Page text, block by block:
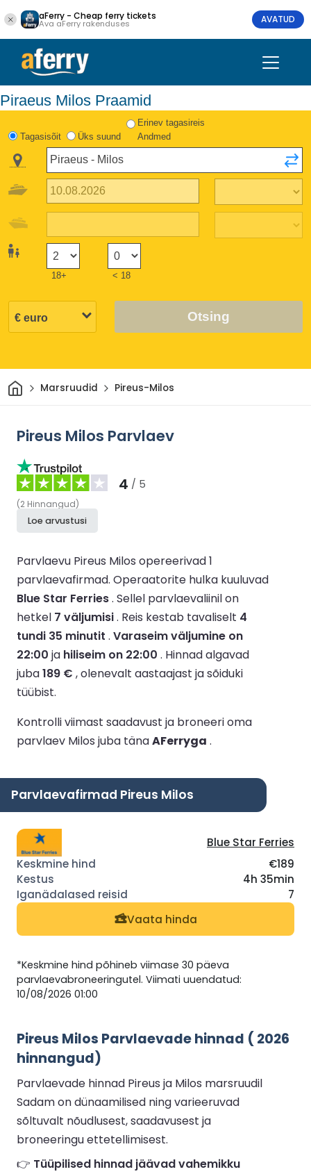
aFerry - Cheap ferry tickets
Ava aFerry rakenduses AVATUD
Piraeus Milos Praamid
Tagasisõit Üks suund
Erinev tagasireis
Andmed
18+ < 18
Otsing
Avaleht
Marsruudid Pireus-Milos
Pireus Milos Parvlaev
4 / 5
(2 Hinnangud)
Loe arvustusi
Parvlaevu Pireus Milos opereerivad 1
parvlaevafirmad. Operaatorite hulka kuuluvad
Blue Star Ferries. Sellel parvlaevaliinil on
hetkel 7 väljumisi. Reis kestab tavaliselt 4
tundi 35 minutit . Varaseim väljumine on
22:00 ja hiliseim on 22:00 . Hinnad algavad
juba189 € , olenevalt aastaajast ja sõiduki
tüübist.
Kontrolli viimast saadavust ja broneeri oma
parvlaev Milos juba tänaAFerryga .
Parvlaevafirmad Pireus Milos
Blue Star Ferries
€189
4h 35min
7
Vaata hinda
*Keskmine hind põhineb viimase 30 päeva
parvlaevabroneeringutel. Viimati uuendatud:
10/08/2026 01:00
Pireus Milos Parvlaevade hinnad ( 2026
hinnangud)
Parvlaevade hinnad Pireus ja Milos marsruudil
Sadam on dünaamilised ning varieeruvad
sõltuvalt nõudlusest, saadavusest ja
broneeringu ettetellimisest.
👉 Tüüpilised hinnad jäävad vahemikku